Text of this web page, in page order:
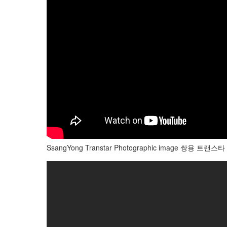
SsangYong Transtar Photographic image 쌍용 트랜스타